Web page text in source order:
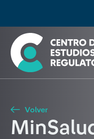
país
Volver